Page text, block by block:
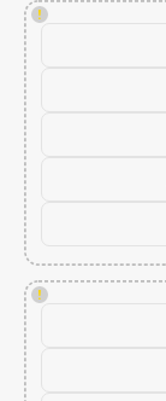
!
!